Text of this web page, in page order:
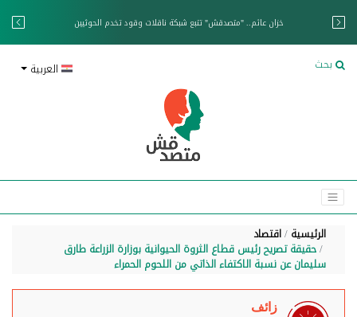
خزان عائم.. "متصدقش" تتبع شبكة ناقلات وقود تخدم الحوثيين
بحث العربية
الرئيسية اقتصاد
حقيقة تصريح رئيس قطاع الثروة الحيوانية بوزارة الزراعة طارق
سليمان عن نسبة الاكتفاء الذاتي من اللحوم الحمراء
زائف